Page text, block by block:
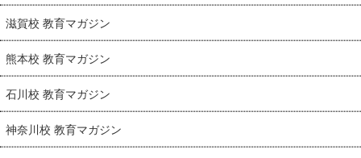
滋賀校 教育マガジン
熊本校 教育マガジン
石川校 教育マガジン
神奈川校 教育マガジン